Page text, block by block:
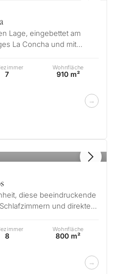
Lage, eingebettet am
La Concha und mit
7
Wohnfläche
910 m²
diese beeindruckende
und direktem
8
Wohnfläche
800 m²